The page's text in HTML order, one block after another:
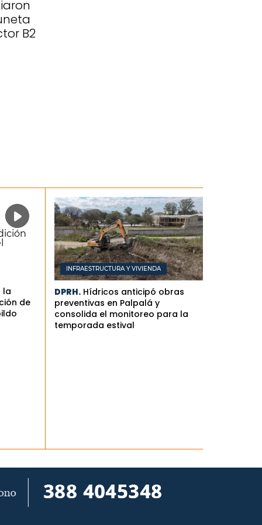
B2
la
de
INFRAESTRUCTURA Y VIVIENDA
DPRH. Hídricos anticipó obras
preventivas en Palpalá y
consolida el monitoreo para la
temporada estival